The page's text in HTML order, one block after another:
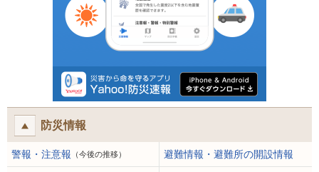
防災情報
警報・注意報 （今後の推移） 避難情報・避難所の開設情報